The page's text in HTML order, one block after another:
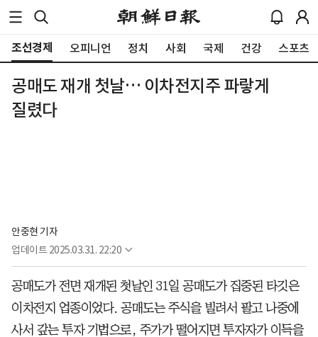
조선경제 오피니언 정치 사회 국제 건강 스포츠
공매도 재개 첫날… 이차전지주 파랗게
질렸다
안중현 기자
업데이트 2025.03.31. 22:20
공매도가 전면 재개된 첫날인 31일 공매도가 집중된 타깃은
이차전지 업종이었다. 공매도는 주식을 빌려서 팔고 나중에
사서 갚는 투자 기법으로, 주가가 떨어지면 투자자가 이득을